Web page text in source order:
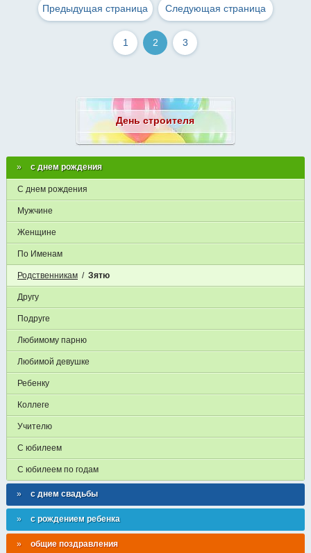
Предыдущая страница Следующая страница
1 2 3
День строителя
с днем рождения
С днем рождения
Мужчине
Женщине
По Именам
Родственникам/ Зятю
Другу
Подруге
Любимому парню
Любимой девушке
Ребенку
Коллеге
Учителю
С юбилеем
С юбилеем по годам
с днем свадьбы
с рождением ребенка
общие поздравления